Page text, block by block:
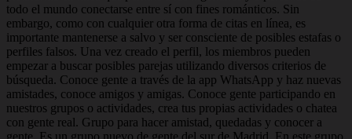
todo el mundo conectarse entre sí con fines románticos. Sin
embargo, como con cualquier otra forma de citas en línea, es
importante mantenerse a salvo y ser consciente de posibles estafas o
perfiles falsos. Una vez creado el perfil, los miembros pueden
empezar a buscar posibles parejas utilizando diversos criterios de
búsqueda. Conoce gente a través de la app WhatsApp y haz nuevas
amistades, conoce amigos y amigas. Conoce gente participando en
nuestros grupos o actividades, crea tus propias actividades o chatea
con gente real. Grupo para hacer amistad, quedadas y conocer a